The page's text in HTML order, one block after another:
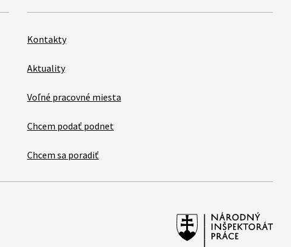
Kontakty
Aktuality
Voľné pracovné miesta
Chcem podať podnet
Chcem sa poradiť